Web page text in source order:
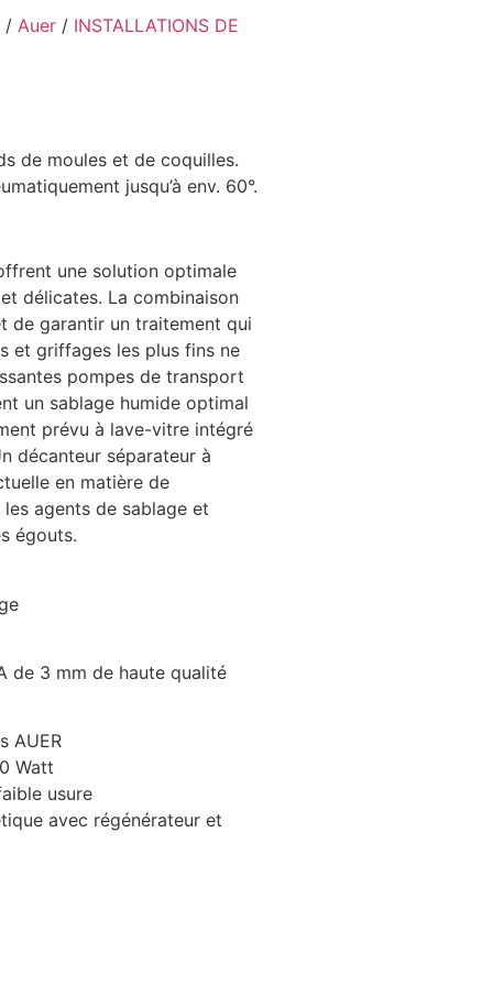
/ Auer / INSTALLATIONS DE
de moules et de coquilles.
jusqu’à env. 60°.
une solution optimale
délicates. La combinaison
de garantir un traitement qui
et griffages les plus fins ne
pompes de transport
un sablage humide optimal
prévu à lave-vitre intégré
décanteur séparateur à
en matière de
agents de sablage et
égouts.
de 3 mm de haute qualité
AUER
Watt
usure
avec régénérateur et